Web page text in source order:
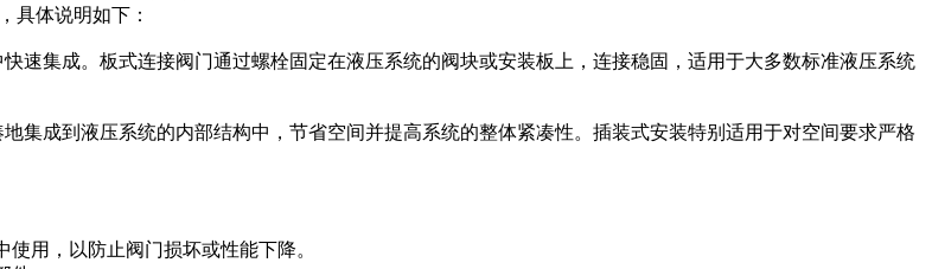
具体说明如下：
速集成。板式连接阀门通过螺栓固定在液压系统的阀块或安装板上，连接稳固，适用于大多数标准液压系统
集成到液压系统的内部结构中，节省空间并提高系统的整体紧凑性。插装式安装特别适用于对空间要求严格
用，以防止阀门损坏或性能下降。